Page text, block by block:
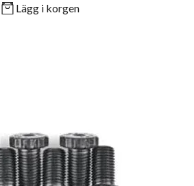
Lägg i korgen